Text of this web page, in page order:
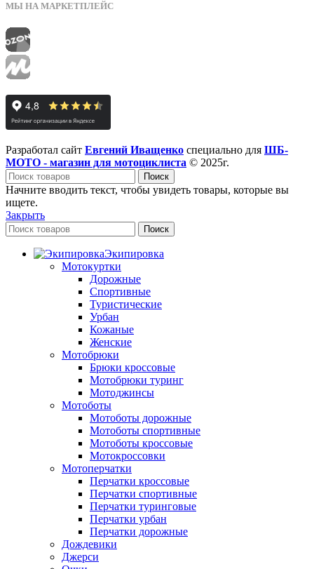
МЫ НА МАРКЕТПЛЕЙС
Разработал сайт Евгений Иващенко специально для ШБ-
МОТО - магазин для мотоциклиста © 2025г.
Поиск
Начните вводить текст, чтобы увидеть товары, которые вы
ищете.
Закрыть
Поиск
Экипировка
Мотокуртки
Дорожные
Спортивные
Туристические
Урбан
Кожаные
Женские
Мотобрюки
Брюки кроссовые
Мотобрюки туринг
Мотоджинсы
Мотоботы
Мотоботы дорожные
Мотоботы спортивные
Мотоботы кроссовые
Мотокроссовки
Мотоперчатки
Перчатки кроссовые
Перчатки спортивные
Перчатки туринговые
Перчатки урбан
Перчатки дорожные
Дождевики
Джерси